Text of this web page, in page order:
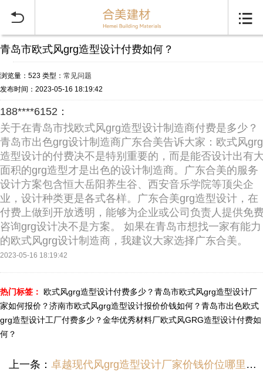
 
青岛市欧式风grg造型设计付费如何？
浏览量：523 类型： 常见问题
发布时间：2023-05-16 18:19:42
188****6152：
关于在青岛市找欧式风grg造型设计制造商付费是多少？
青岛市出色grg设计制造商广东合美告诉大家：欧式风grg
造型设计的付费决不是特别重要的，而是能否设计出有
面积的grg造型才是出色的设计制造商。广东合美的服务
设计方案包含恒大岳阳养生谷、西安音乐学院等顶尖企
业，设计种类更是各式各样。广东合美grg造型设计，在
付费上做到开放透明，能够为企业或公司负责人提供免
咨询grg设计决不是方案。 如果在青岛市想找一家有能力
的欧式风grg设计制造商，我建议大家选择广东合美。
2023-05-16 18:19:42
热门标签： 欧式风grg造型设计付费多少？青岛市欧式风grg造型设计厂
家如何报价？济南市欧式风grg造型设计报价价钱如何？青岛市出色欧式
grg造型设计工厂付费多少？金华优秀材料厂欧式风GRG造型设计付费如
何？
上一条： 卓越现代风grg造型设计厂家价钱价位哪里便宜？